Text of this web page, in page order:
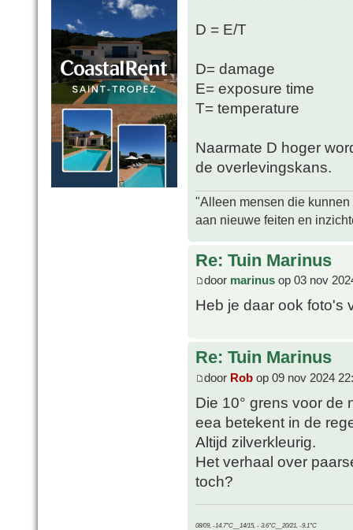
D = E/T
D= damage
E= exposure time
T= temperature
Naarmate D hoger
de overlevingskans.
"Alleen mensen die
aan nieuwe feiten en
Re: Tuin Marinus
door marinus op 03 nov
Heb je daar ook foto's
Re: Tuin Marinus
door Rob op 09 nov 2024
Die 10° grens voor de
eea betekent in de
Altijd zilverkleurig.
Het verhaal over
toch?
08/09, -14.7°C__14/15, - 3.6°C__20/21, -9.1°C